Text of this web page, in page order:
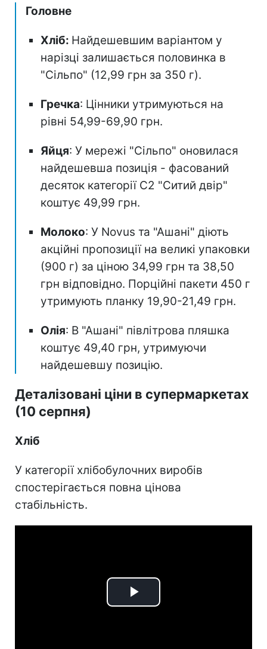
Головне
Хліб: Найдешевшим варіантом у
нарізці залишається половинка в
"Сільпо" (12,99 грн за 350 г).
Гречка: Цінники утримуються на
рівні 54,99-69,90 грн.
Яйця: У мережі "Сільпо" оновилася
найдешевша позиція - фасований
десяток категорії С2 "Ситий двір"
коштує 49,99 грн.
Молоко: У Novus та "Ашані" діють
акційні пропозиції на великі упаковки
(900 г) за ціною 34,99 грн та 38,50
грн відповідно. Порційні пакети 450 г
утримують планку 19,90-21,49 грн.
Олія: В "Ашані" півлітрова пляшка
коштує 49,40 грн, утримуючи
найдешевшу позицію.
Деталізовані ціни в супермаркетах
(10 серпня)
Хліб
У категорії хлібобулочних виробів
спостерігається повна цінова
стабільність.
Play